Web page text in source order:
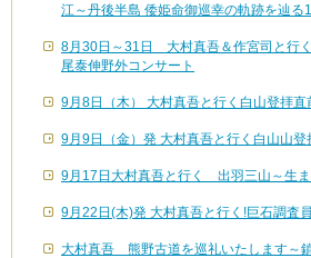
江～丹後半島 倭姫命御巡幸の軌跡を辿る
8月30日～31日 大村真吾＆作宮司と行
尾泰伸野外コンサート
9月8日（木） 大村真吾と行く白山登拝
9月9日（金）発 大村真吾と行く白山山登
9月17日大村真吾と行く 出羽三山～生ま
9月22日(木)発 大村真吾と行く!巨石調査
大村真吾 熊野古道を巡礼いたします～